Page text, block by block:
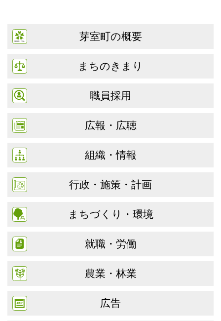
芽室町の概要
まちのきまり
職員採用
広報・広聴
組織・情報
行政・施策・計画
まちづくり・環境
就職・労働
農業・林業
広告